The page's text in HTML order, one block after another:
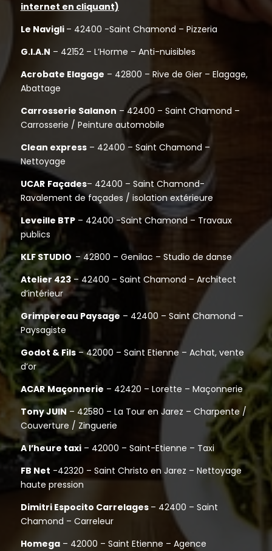
internet en cliquant)
Le Navigli – 42400 -Saint Chamond – Pizzeria
G.I.A.N – 42152 – L’Horme – Anti-nuisibles
Acrobate Elagage – 42800 – Rive de Gier – Elagage,
Abattage
Carrosserie Salanon – 42400 – Saint Chamond –
Carrosserie / Peinture automobile
Clean express– 42400 – Saint Chamond –
Nettoyage
UCAR Façades– 42400 – Saint Chamond-
Ravalement de façades / isolation extérieure
Leveille BTP– 42400 -Saint Chamond – Travaux
publics
KLF STUDIO – 42800 – Genilac – Studio de danse
Atelier 423– 42400 – Saint Chamond – Architect
d’intérieur
Grimpereau Paysage – 42400 – Saint Chamond –
Paysagiste
Godot & Fils– 42000 – Saint Etienne – Achat, vente
d’or
ACAR Maçonnerie – 42420 – Lorette – Maçonnerie
Tony JUIN – 42580 – La Tour en Jarez – Charpente /
Couverture / Zinguerie
A l’heure taxi– 42000 – Saint-Etienne – Taxi
FB Net -42320 – Saint Christo en Jarez – Nettoyage
haute pression
Dimitri Espocito Carrelages – 42400 – Saint
Chamond – Carreleur
Homega– 42000 – Saint Etienne – Agence